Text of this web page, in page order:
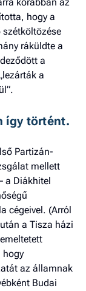
hogy a
szétköltözése
ráküldte a
a
a
így történt.
Partizán-
mellett
a Diákhitel
cégeivel. (Arról
a Tisza házi
hogy
az államnak
Budai